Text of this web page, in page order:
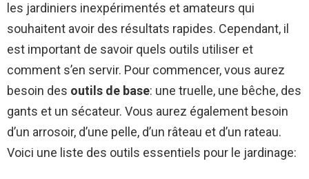
les jardiniers inexpérimentés et amateurs qui
souhaitent avoir des résultats rapides. Cependant, il
est important de savoir quels outils utiliser et
comment s’en servir. Pour commencer, vous aurez
besoin des outils de base: une truelle, une bêche, des
gants et un sécateur. Vous aurez également besoin
d’un arrosoir, d’une pelle, d’un râteau et d’un rateau.
Voici une liste des outils essentiels pour le jardinage: